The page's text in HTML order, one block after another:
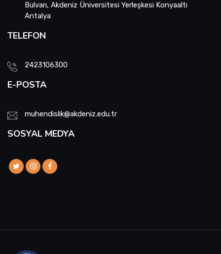
Bulvarı, Akdeniz Üniversitesi Yerleşkesi Konyaaltı
Antalya
TELEFON
2423106300
E-POSTA
muhendislik@akdeniz.edu.tr
SOSYAL MEDYA